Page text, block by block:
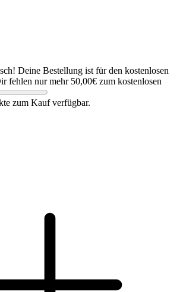
Deine Bestellung ist für den kostenlosen
fehlen nur mehr 50,00€ zum kostenlosen
zum Kauf verfügbar.